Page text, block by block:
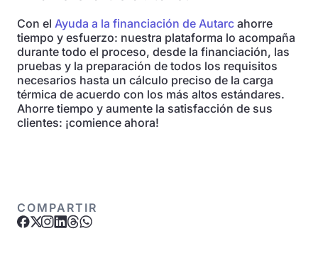
Con el Ayuda a la financiación de Autarc ahorre
tiempo y esfuerzo: nuestra plataforma lo acompaña
durante todo el proceso, desde la financiación, las
pruebas y la preparación de todos los requisitos
necesarios hasta un cálculo preciso de la carga
térmica de acuerdo con los más altos estándares.
Ahorre tiempo y aumente la satisfacción de sus
clientes: ¡comience ahora!
COMPARTIR